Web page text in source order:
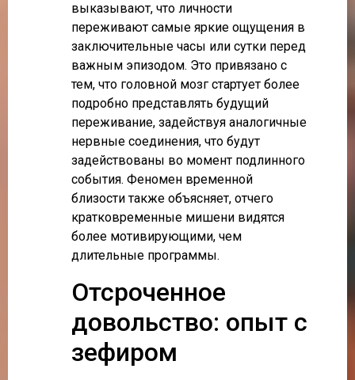
выказывают, что личности
переживают самые яркие ощущения в
заключительные часы или сутки перед
важным эпизодом. Это привязано с
тем, что головной мозг стартует более
подробно представлять будущий
переживание, задействуя аналогичные
нервные соединения, что будут
задействованы во момент подлинного
события. Феномен временной
близости также объясняет, отчего
кратковременные мишени видятся
более мотивирующими, чем
длительные программы.
Отсроченное
довольство: опыт с
зефиром